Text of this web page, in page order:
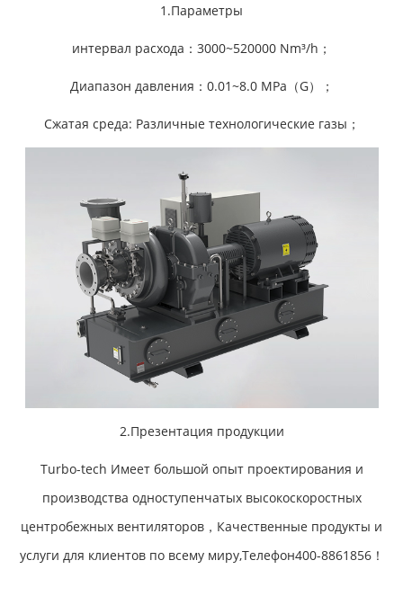
1.Параметры
интервал расхода：3000~520000 Nm³/h；
Диапазон давления：0.01~8.0 MPa（G）；
Сжатая среда: Различные технологические газы；
2.Презентация продукции
Turbo-tech Имеет большой опыт проектирования и
производства одноступенчатых высокоскоростных
центробежных вентиляторов，Качественные продукты и
услуги для клиентов по всему миру,Телефон400-8861856！